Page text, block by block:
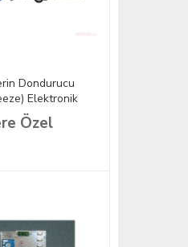
Dondurucu
Elektronik
(Sıfır
Söküm)
Özel